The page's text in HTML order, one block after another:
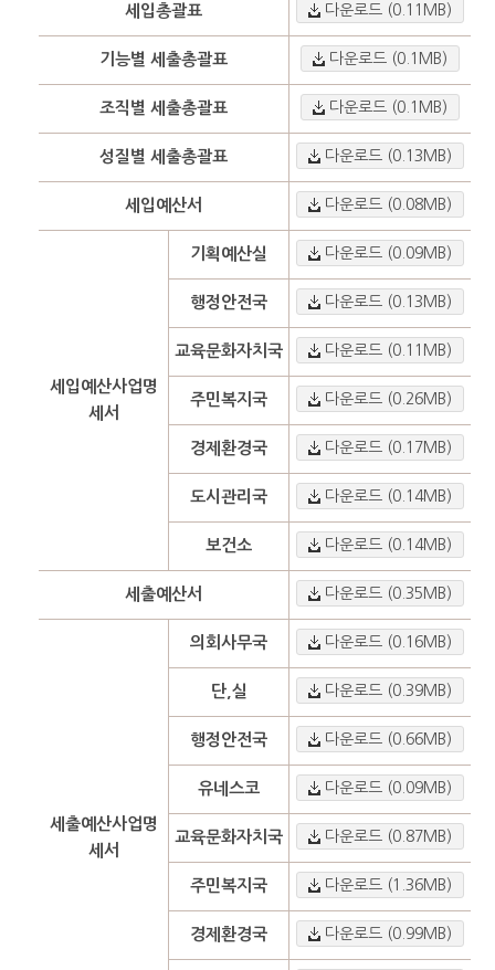
세입총괄표 다운로드 (0.11MB)
기능별 세출총괄표 다운로드 (0.1MB)
조직별 세출총괄표 다운로드 (0.1MB)
성질별 세출총괄표 다운로드 (0.13MB)
세입예산서 다운로드 (0.08MB)
세입예산사업명
세서
기획예산실 다운로드 (0.09MB)
행정안전국 다운로드 (0.13MB)
교육문화자치국 다운로드 (0.11MB)
주민복지국 다운로드 (0.26MB)
경제환경국 다운로드 (0.17MB)
도시관리국 다운로드 (0.14MB)
보건소 다운로드 (0.14MB)
세출예산서 다운로드 (0.35MB)
세출예산사업명
세서
의회사무국 다운로드 (0.16MB)
단,실 다운로드 (0.39MB)
행정안전국 다운로드 (0.66MB)
유네스코 다운로드 (0.09MB)
교육문화자치국 다운로드 (0.87MB)
주민복지국 다운로드 (1.36MB)
경제환경국 다운로드 (0.99MB)